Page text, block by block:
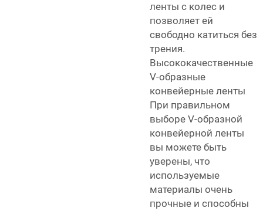
ленты с колес и
позволяет ей
свободно катиться без
трения.
Высококачественные
V-образные
конвейерные ленты
При правильном
выборе V-образной
конвейерной ленты
вы можете быть
уверены, что
используемые
материалы очень
прочные и способны